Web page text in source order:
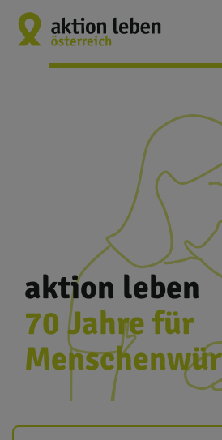
aktion leben
70 Jahre für